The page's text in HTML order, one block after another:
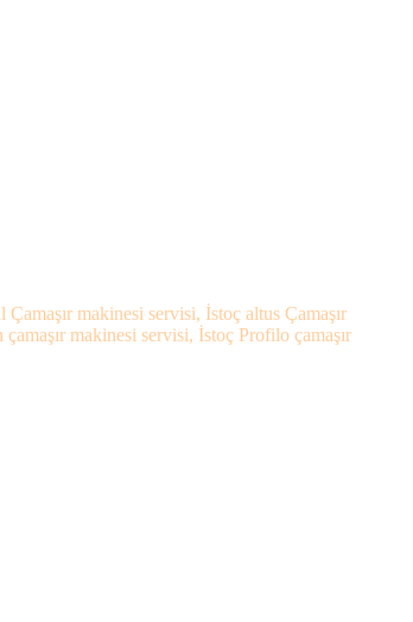
makinesi servisi, İstoç altus Çamaşır
makinesi servisi, İstoç Profilo çamaşır